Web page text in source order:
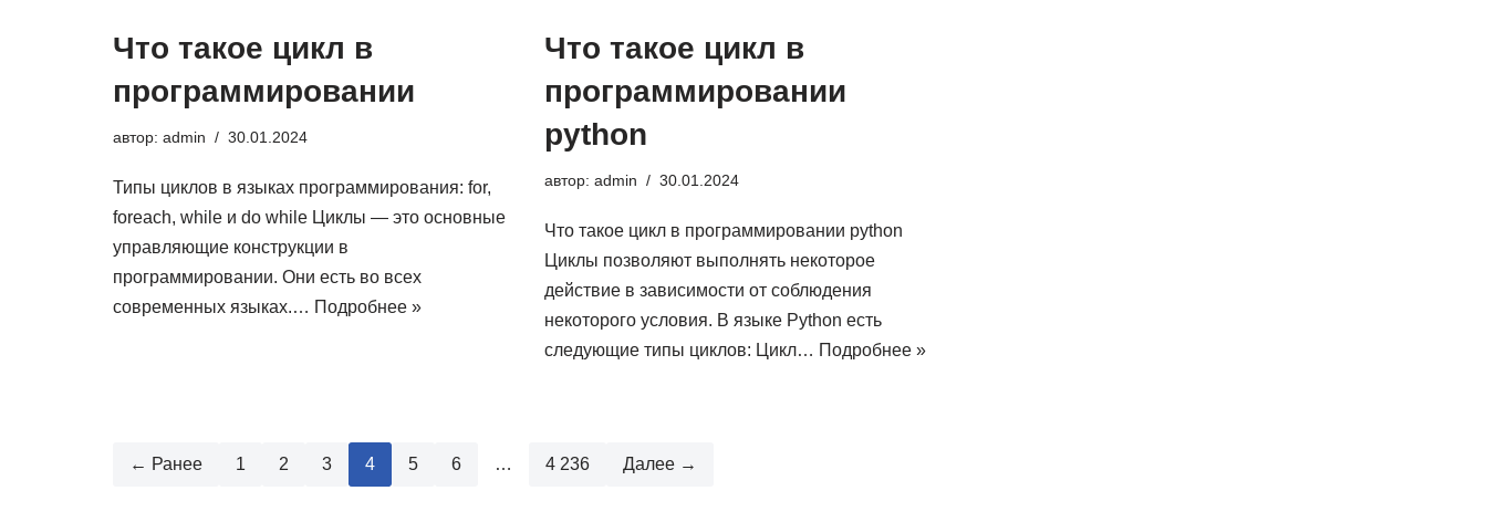
Что такое цикл в
программировании
автор: admin 30.01.2024
Типы циклов в языках программирования: for,
foreach, while и do while Циклы — это основные
управляющие конструкции в
программировании. Они есть во всех
современных языках.… Подробнее »
Что такое цикл в
программировании
python
автор: admin 30.01.2024
Что такое цикл в программировании python
Циклы позволяют выполнять некоторое
действие в зависимости от соблюдения
некоторого условия. В языке Python есть
следующие типы циклов: Цикл… Подробнее »
← Ранее 1 2 3 4 5 6 … 4 236 Далее →